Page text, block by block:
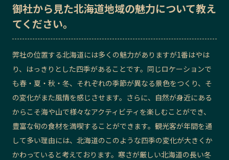
御社から見た北海道地域の魅力について教え
てください。
弊社の位置する北海道には多くの魅力がありますが1番はやは
り、はっきりとした四季があることです。同じロケーションで
も春・夏・秋・冬、それぞれの季節が異なる景色をつくり、そ
の変化がまた風情を感じさせます。さらに、自然が身近にある
からこそ海や山で様々なアクティビティを楽しむことができ、
豊富な旬の食材を満喫することができます。観光客が年間を通
して多い理由には、北海道のこのような四季の変化が大きくか
かわっていると考えております。寒さが厳しい北海道の長い冬